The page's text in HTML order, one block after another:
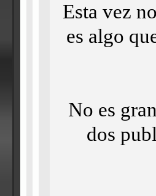
Esta vez
es algo
No es
dos